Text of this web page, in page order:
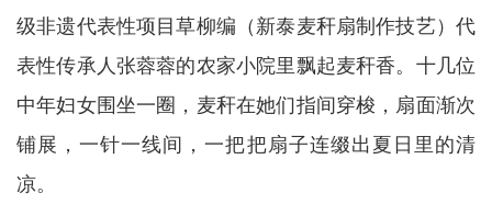
级非遗代表性项目草柳编（新泰麦秆扇制作技艺）代
表性传承人张蓉蓉的农家小院里飘起麦秆香。十几位
中年妇女围坐一圈，麦秆在她们指间穿梭，扇面渐次
铺展，一针一线间，一把把扇子连缀出夏日里的清
凉。